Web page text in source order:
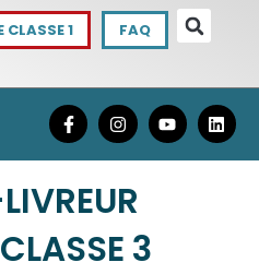
CLASSE 1 FAQ
3